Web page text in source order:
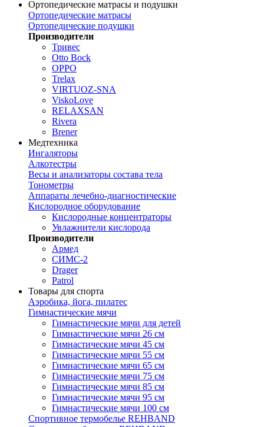
Ортопедические матрасы и подушки
Ортопедические матрасы
Ортопедические подушки
Производители
Тривес
Otto Bock
OPPO
Trelax
VIRTUOZ-SNA
ViskoLove
RELAXSAN
Rivera
Brener
Медтехника
Ингаляторы
Алкотестры
Весы и анализаторы состава тела
Тонометры
Аппараты лечебно-диагностические
Кислородное оборудование
Кислородные концентраторы
Увлажнители кислорода
Производители
Армед
СИМС-2
Drager
Patrol
Товары для спорта
Аэробика, йога, пилатес
Гимнастические мячи
Гимнастические мячи для детей
Гимнастические мячи 26 см
Гимнастические мячи 45 см
Гимнастические мячи 55 см
Гимнастические мячи 65 см
Гимнастические мячи 75 см
Гимнастические мячи 85 см
Гимнастические мячи 95 см
Гимнастические мячи 100 см
Спортивное термобелье REHBAND